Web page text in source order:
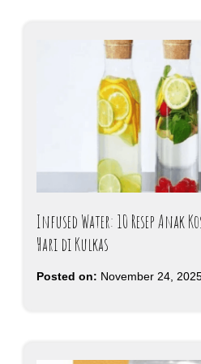
Infused Water: 10 Resep Anak
Hari di Kulkas
Posted on: November 24,